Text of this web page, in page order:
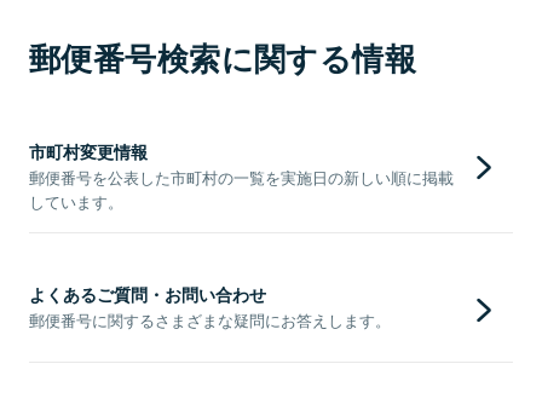
郵便番号検索に関する情報
市町村変更情報
郵便番号を公表した市町村の一覧を実施日の新しい順に掲載
しています。
よくあるご質問・お問い合わせ
郵便番号に関するさまざまな疑問にお答えします。